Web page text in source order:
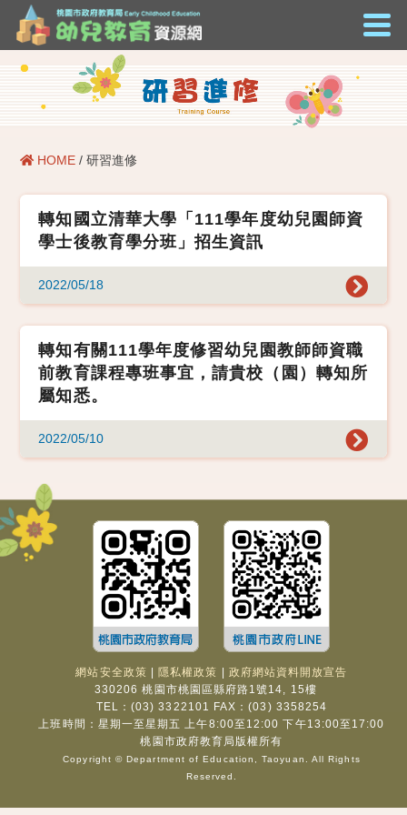
HOME / 研習進修
轉知國立清華大學「111學年度幼兒園師資
學士後教育學分班」招生資訊
2022/05/18
轉知有關111學年度修習幼兒園教師師資職
前教育課程專班事宜，請貴校（園）轉知所
屬知悉。
2022/05/10
網站安全政策 |隱私權政策 | 政府網站資料開放宣告
330206 桃園市桃園區縣府路1號14, 15樓
TEL：(03) 3322101 FAX：(03) 3358254
上班時間：星期一至星期五 上午8:00至12:00 下午13:00至17:00
桃園市政府教育局版權所有
Copyright © Department of Education, Taoyuan. All Rights
Reserved.